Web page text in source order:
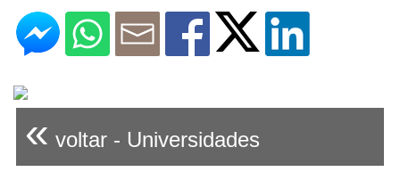
« voltar - Universidades